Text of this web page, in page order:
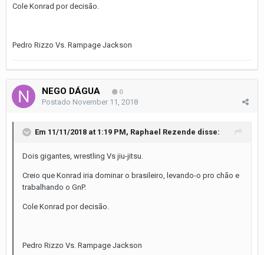
Cole Konrad por decisão.
Pedro Rizzo Vs. Rampage Jackson
NEGO DÁGUA 0
Postado November 11, 2018
Em 11/11/2018 at 1:19 PM, Raphael Rezende disse:
Dois gigantes, wrestling Vs jiu-jitsu.
Creio que Konrad iria dominar o brasileiro, levando-o pro chão e
trabalhando o GnP.
Cole Konrad por decisão.
Pedro Rizzo Vs. Rampage Jackson